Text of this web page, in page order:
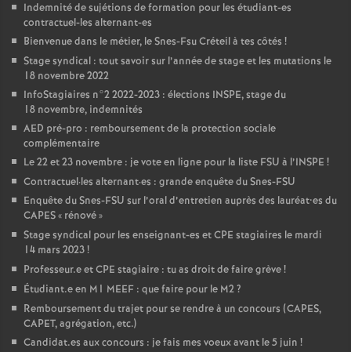
Indemnité de sujétions de formation pour les étudiant-es
contractuel-les alternant-es
Bienvenue dans le métier, le Snes-Fsu Créteil à tes côtés !
Stage syndical : tout savoir sur l’année de stage et les mutations le
18 novembre 2022
InfoStagiaires n°2 2022-2023 : élections INSPE, stage du
18 novembre, indemnités
AED pré-pro : remboursement de la protection sociale
complémentaire
Le 22 et 23 novembre : je vote en ligne pour la liste FSU à l’INSPE !
Contractuel·les alternant·es : grande enquête du Snes-FSU
Enquête du Snes-FSU sur l’oral d’entretien auprès des lauréat•es du
CAPES« rénové»
Stage syndical pour les enseignant-es etCPE stagiaires le mardi
14 mars 2023!
Professeur.e etCPE stagiaire : tu as droit de faire grève!
Étudiant.e en M1 MEEF : que faire pour le M2?
Remboursement du trajet pour se rendre à un concours (CAPES,
CAPET, agrégation, etc.)
Candidat.es aux concours : je fais mes voeux avant le 5 juin !